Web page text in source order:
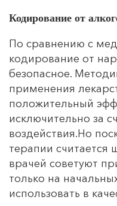
Кодирование от
По сравнению с
кодирование от
безопасное.
применения
положительный
исключительно за
воздействия.Но
терапии
врачей советуют
только на
использовать в